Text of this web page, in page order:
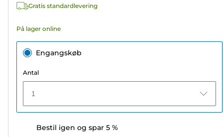
anmeldelser
Gratis standardlevering
På lager online
Engangskøb
Antal
1
Bestil igen og spar 5 %